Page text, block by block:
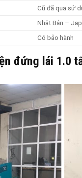
Cũ đã qua sử
Nhật Bản –
Có bảo hành
đứng lái 1.0